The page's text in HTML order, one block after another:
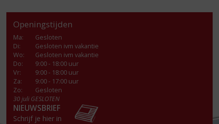
Openingstijden
Ma:
Gesloten
Di:
Gesloten ivm vakantie
Wo:
Gesloten ivm vakantie
Do:
9:00 - 18:00 uur
Vr:
9:00 - 18:00 uur
Za:
9:00 - 17:00 uur
Zo:
Gesloten
30 juli GESLOTEN
NIEUWSBRIEF
Schrijf je hier in